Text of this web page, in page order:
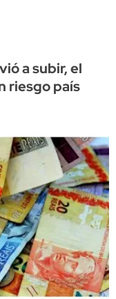
a subir, el
riesgo país